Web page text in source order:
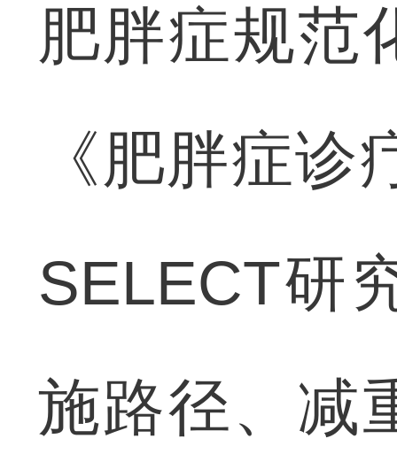
肥胖症规范
《肥胖症
SELECT研
施路径、减